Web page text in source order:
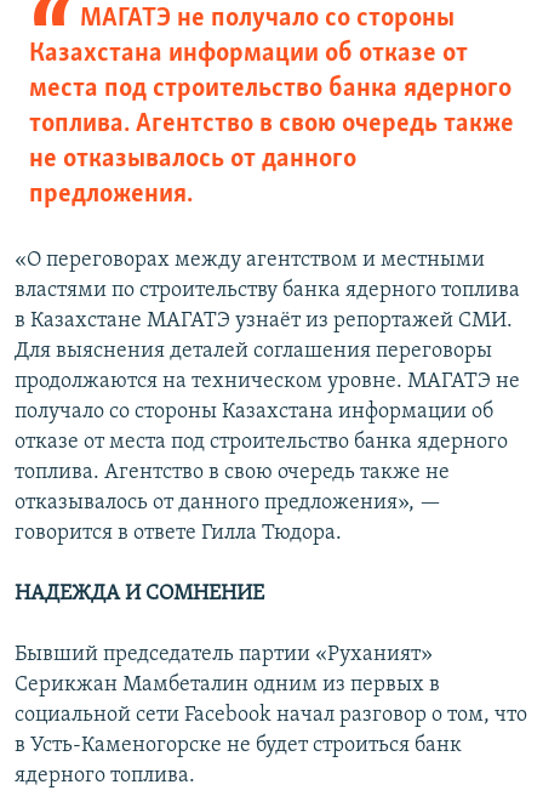
МАГАТЭ не получало со стороны
Казахстана информации об отказе от
места под строительство банка ядерного
топлива. Агентство в свою очередь также
не отказывалось от данного
предложения.
«О переговорах между агентством и местными
властями по строительству банка ядерного топлива
в Казахстане МАГАТЭ узнаёт из репортажей СМИ.
Для выяснения деталей соглашения переговоры
продолжаются на техническом уровне. МАГАТЭ не
получало со стороны Казахстана информации об
отказе от места под строительство банка ядерного
топлива. Агентство в свою очередь также не
отказывалось от данного предложения», —
говорится в ответе Гилла Тюдора.
НАДЕЖДА И СОМНЕНИЕ
Бывший председатель партии «Руханият»
Серикжан Мамбеталин одним из первых в
социальной сети Facebook начал разговор о том, что
в Усть-Каменогорске не будет строиться банк
ядерного топлива.